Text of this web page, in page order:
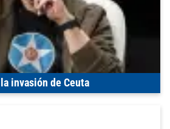
invasión de Ceuta